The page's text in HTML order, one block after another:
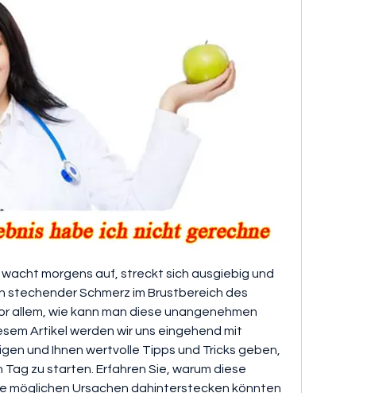
morgens auf, streckt sich ausgiebig und
stechender Schmerz im Brustbereich des
allem, wie kann man diese unangenehmen
Artikel werden wir uns eingehend mit
und Ihnen wertvolle Tipps und Tricks geben,
Tag zu starten. Erfahren Sie, warum diese
möglichen Ursachen dahinterstecken könnten